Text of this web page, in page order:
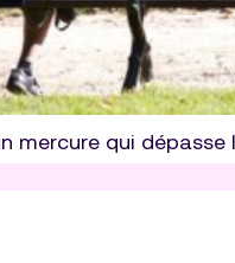
mercure qui dépasse